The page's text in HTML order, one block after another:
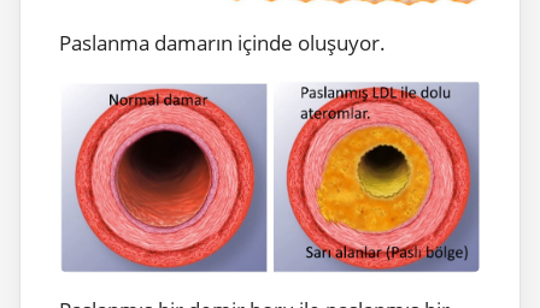
Paslanma damarın içinde oluşuyor.